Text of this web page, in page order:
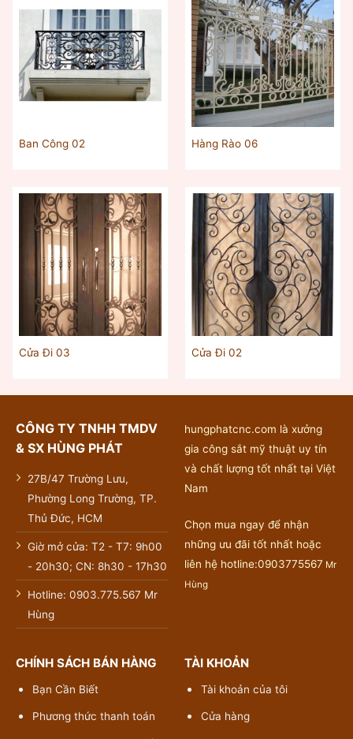
Ban Công 02 Hàng Rào 06
Cửa Đi 03 Cửa Đi 02
CÔNG TY TNHH TMDV
& SX HÙNG PHÁT
27B/47 Trường Lưu,
Phường Long Trường, TP.
Thủ Đức, HCM
Giờ mở cửa: T2 - T7: 9h00
- 20h30; CN: 8h30 - 17h30
Hotline: 0903.775.567 Mr
Hùng
hungphatcnc.com là xưởng
gia công sắt mỹ thuật uy tín
và chất lượng tốt nhất tại Việt
Nam
Chọn mua ngay để nhận
những ưu đãi tốt nhất hoặc
liên hệ hotline:0903775567 Mr
Hùng
CHÍNH SÁCH BÁN HÀNG
Bạn Cần Biết
Phương thức thanh toán
TÀI KHOẢN
Tài khoản của tôi
Cửa hàng